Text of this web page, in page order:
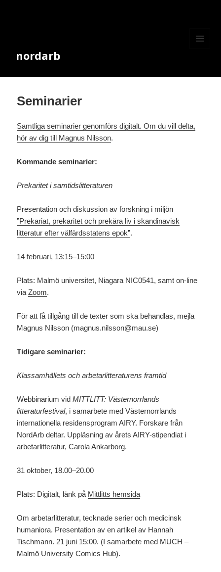
nordarb
Seminarier
Samtliga seminarier genomförs digitalt. Om du vill delta,
hör av dig till Magnus Nilsson.
Kommande seminarier:
Prekaritet i samtidslitteraturen
Presentation och diskussion av forskning i miljön
”Prekariat, prekaritet och prekära liv i skandinavisk
litteratur efter välfärdsstatens epok”.
14 februari, 13:15–15:00
Plats: Malmö universitet, Niagara NIC0541, samt on-line
viaZoom.
För att få tillgång till de texter som ska behandlas, mejla
Magnus Nilsson (magnus.nilsson@mau.se)
Tidigare seminarier:
Klassamhällets och arbetarlitteraturens framtid
Webbinarium vidMITTLITT: Västernorrlands
litteraturfestival, i samarbete med Västernorrlands
internationella residensprogram AIRY. Forskare från
NordArb deltar. Uppläsning av årets AIRY-stipendiat i
arbetarlitteratur, Carola Ankarborg.
31 oktober, 18.00–20.00
Plats: Digitalt, länk på Mittlitts hemsida
Om arbetarlitteratur, tecknade serier och medicinsk
humaniora. Presentation av en artikel av Hannah
Tischmann. 21 juni 15:00. (I samarbete med MUCH –
Malmö University Comics Hub).